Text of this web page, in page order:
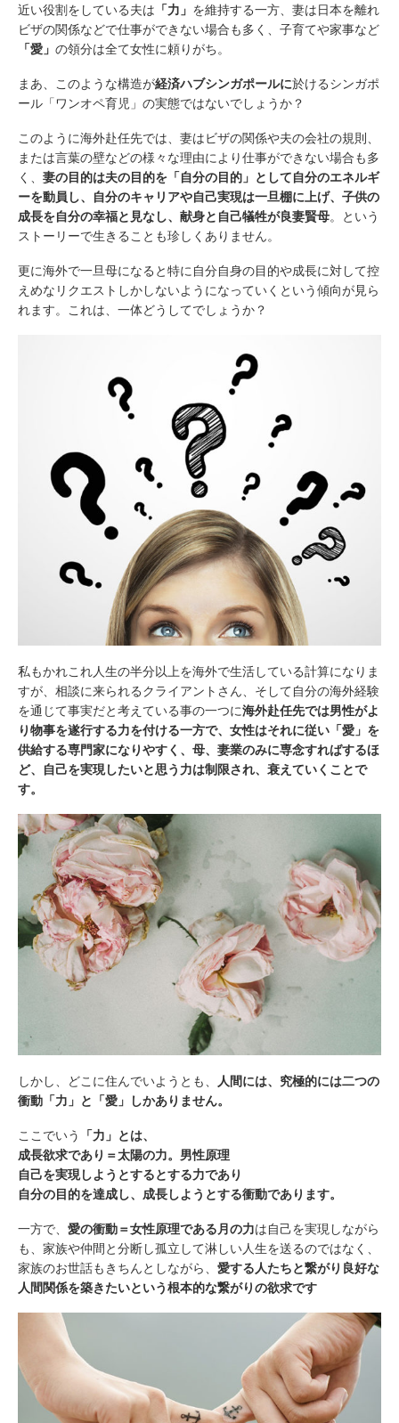
近い役割をしている夫は 「力」 を維持する一方、妻は日本を離れ
ビザの関係などで仕事ができない場合も多く、子育てや家事など
「愛 」 の領分は全て女性に頼りがち。
まあ、このような構造が経済ハブシンガポールに於けるシンガポ
ール「ワンオペ育児」の実態ではないでしょうか？
このように海外赴任先では、妻はビザの関係や夫の会社の規則、
または言葉の壁などの様々な理由により仕事ができない場合も多
く、 妻の目的は夫の目的を「自分の目的」として自分のエネルギ
ーを動員し、自分のキャリアや自己実現は一旦棚に上げ、子供の
成長を自分の幸福と見なし、献身と自己犠牲が良妻賢母。という
ストーリーで生きることも珍しくありません。
更に海外で一旦母になると特に自分自身の目的や成長に対して控
えめなリクエストしかしないようになっていくという傾向が見ら
れます。これは、一体どうしてでしょうか？
私もかれこれ人生の半分以上を海外で生活している計算になりま
すが、相談に来られるクライアントさん、そして自分の海外経験
を通じて事実だと考えている事の一つに海外赴任先では男性がよ
り物事を遂行する力を付ける一方で、女性はそれに従い「愛」を
供給する専門家になりやすく、母、妻業のみに専念すればするほ
ど、自己を実現したいと思う力は制限され、衰えていくことで
す。
しかし、どこに住んでいようとも、
人間には、究極的には二つの
衝動「力」と「愛」しかありません。
ここでいう
「力」とは、
成長欲求であり＝太陽の力。男性原理
自己を実現しようとするとする力であり
自分の目的を達成し、成長しようとする衝動であります。
一方で、 愛の衝動＝女性原理である月の力は自己を実現しながら
も、家族や仲間と分断し孤立して淋しい人生を送るのではなく、
家族のお世話もきちんとしながら、 愛する人たちと繋がり良好な
人間関係を築きたいという根本的な繋がりの欲求です